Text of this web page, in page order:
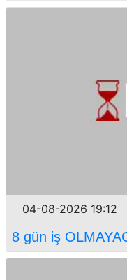
04-08-2026 19:12
8 gün iş